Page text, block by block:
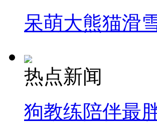
呆萌大熊猫滑
热点新闻
狗教练陪伴最